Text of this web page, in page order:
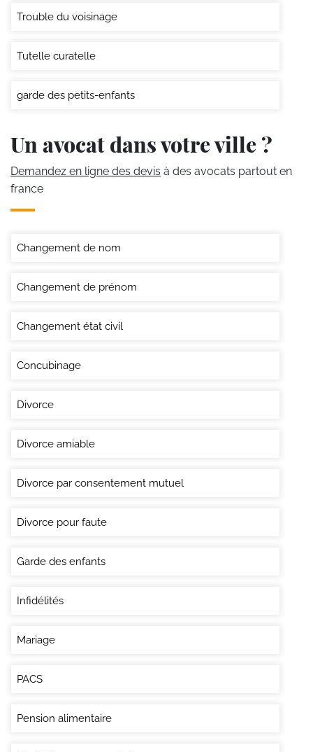
Trouble du voisinage
Tutelle curatelle
garde des petits-enfants
Un avocat dans votre ville ?
Demandez en ligne des devis à des avocats partout en
france
Changement de nom
Changement de prénom
Changement état civil
Concubinage
Divorce
Divorce amiable
Divorce par consentement mutuel
Divorce pour faute
Garde des enfants
Infidélités
Mariage
PACS
Pension alimentaire